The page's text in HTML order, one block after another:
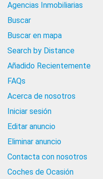
Agencias Inmobiliarias
Buscar
Buscar en mapa
Search by Distance
Añadido Recientemente
FAQs
Acerca de nosotros
Iniciar sesión
Editar anuncio
Eliminar anuncio
Contacta con nosotros
Coches de Ocasión